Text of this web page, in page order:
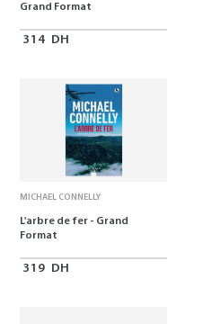
Grand Format
314 DH
MICHAEL CONNELLY
L'arbre de fer - Grand
Format
319 DH